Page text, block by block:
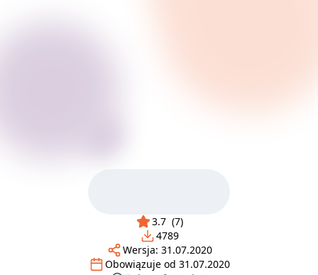
3.7 (7)
4789
Wersja: 31.07.2020
Obowiązuje od 31.07.2020